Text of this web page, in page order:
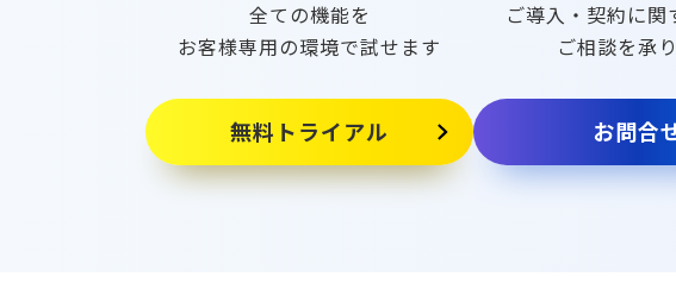
全ての機能を
お客様専用の環境で試せます
無料トライアル
ご導入・契約に関
ご相談を承
お問合